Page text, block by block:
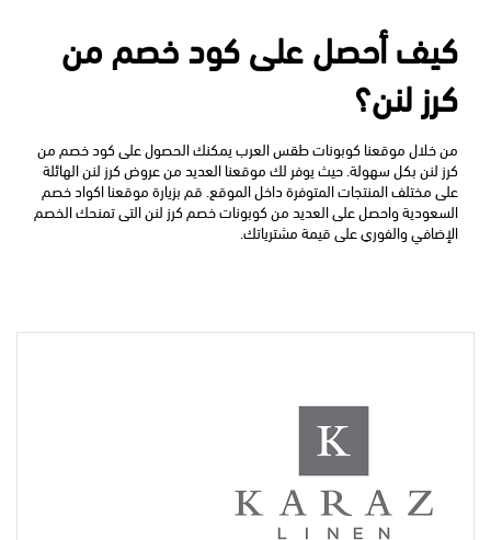
كرز لنن؟
من خلال موقعنا كوبونات طقس العرب يمكنك الحصول على
الإضافي والفوري على قيمة مشترياتك.